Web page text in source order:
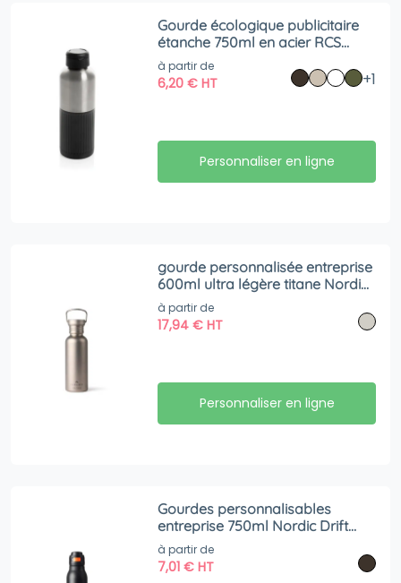
Gourde écologique publicitaire
étanche 750ml en acier RCS
Ripple
à partir de
6,20€ HT +1
Personnaliser en ligne
gourde personnalisée entreprise
600ml ultra légère titane Nordic
Drift Trail
à partir de
17,94€ HT
Personnaliser en ligne
Gourdes personnalisables
entreprise 750ml Nordic Drift
Trail RCS
à partir de
7,01€ HT